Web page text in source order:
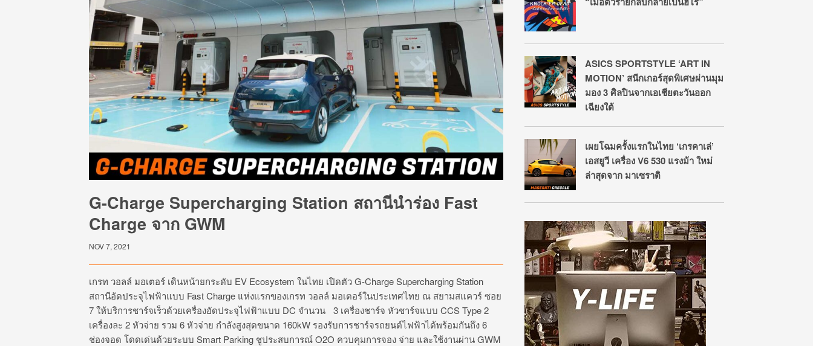
G-Charge Supercharging Station สถานีนำร่อง Fast
Charge จาก GWM
NOV 7, 2021
เกรท วอลล์ มอเตอร์ เดินหน้ายกระดับ EV Ecosystem ในไทย เปิดตัว G-Charge Supercharging Station
สถานีอัดประจุไฟฟ้าแบบ Fast Charge แห่งแรกของเกรท วอลล์ มอเตอร์ในประเทศไทย ณ สยามสแควร์ ซอย
7 ให้บริการชาร์จเร็วด้วยเครื่องอัดประจุไฟฟ้าแบบ DC จำนวน 3 เครื่องชาร์จ หัวชาร์จแบบ CCS Type 2
เครื่องละ 2 หัวจ่าย รวม 6 หัวจ่าย กำลังสูงสุดขนาด 160kW รองรับการชาร์จรถยนต์ไฟฟ้าได้พร้อมกันถึง 6
ช่องจอด โดดเด่นด้วยระบบ Smart Parking ชูประสบการณ์ O2O ควบคุมการจอง จ่าย และใช้งานผ่าน GWM
ASICS SPORTSTYLE ‘ART IN
MOTION’ สนีกเกอร์สุดพิเศษผ่านมุม
มอง 3 ศิลปินจากเอเชียตะวันออก
เฉียงใต้
เผยโฉมครั้งแรกในไทย ‘เกรคาเล่’
เอสยูวี เครื่อง V6 530 แรงม้า ใหม่
ล่าสุดจาก มาเซราติ